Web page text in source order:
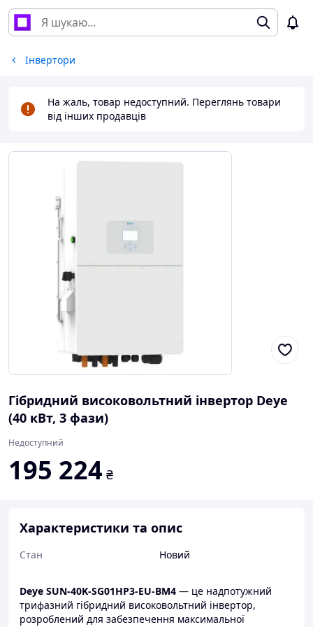
Інвертори
На жаль, товар недоступний. Переглянь товари
від інших продавців
Гібридний високовольтний інвертор Deye
(40 кВт, 3 фази)
Недоступний
195 224 ₴
Характеристики та опис
Стан Новий
Deye SUN-40K-SG01HP3-EU-BM4 — це надпотужний
трифазний гібридний високовольтний інвертор,
розроблений для забезпечення максимальної